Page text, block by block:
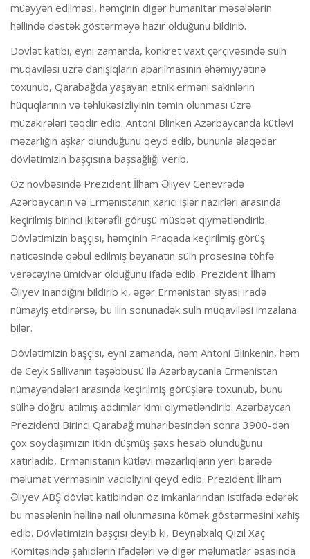
müəyyən edilməsi, həmçinin digər humanitar məsələlərin
həllində dəstək göstərməyə hazır olduğunu bildirib.
Dövlət katibi, eyni zamanda, konkret vaxt çərçivəsində sülh
müqaviləsi üzrə danışıqların aparılmasının əhəmiyyətinə
toxunub, Qarabağda yaşayan etnik erməni sakinlərin
hüquqlarının və təhlükəsizliyinin təmin olunması üzrə
müzakirələri təqdir edib. Antoni Blinken Azərbaycanda kütləvi
məzarlığın aşkar olunduğunu qeyd edib, bununla əlaqədar
dövlətimizin başçısına başsağlığı verib.
Öz növbəsində Prezident İlham Əliyev Cenevrədə
Azərbaycanın və Ermənistanın xarici işlər nazirləri arasında
keçirilmiş birinci ikitərəfli görüşü müsbət qiymətləndirib.
Dövlətimizin başçısı, həmçinin Praqada keçirilmiş görüş
nəticəsində qəbul edilmiş bəyanatın sülh prosesinə töhfə
verəcəyinə ümidvar olduğunu ifadə edib. Prezident İlham
Əliyev inandığını bildirib ki, əgər Ermənistan siyasi iradə
nümayiş etdirərsə, bu ilin sonunadək sülh müqaviləsi imzalana
bilər.
Dövlətimizin başçısı, eyni zamanda, həm Antoni Blinkenin, həm
də Ceyk Sallivanın təşəbbüsü ilə Azərbaycanla Ermənistan
nümayəndələri arasında keçirilmiş görüşlərə toxunub, bunu
sülhə doğru atılmış addımlar kimi qiymətləndirib. Azərbaycan
Prezidenti Birinci Qarabağ müharibəsindən sonra 3900-dən
çox soydaşımızın itkin düşmüş şəxs hesab olunduğunu
xatırladıb, Ermənistanın kütləvi məzarlıqların yeri barədə
məlumat verməsinin vacibliyini qeyd edib. Prezident İlham
Əliyev ABŞ dövlət katibindən öz imkanlarından istifadə edərək
bu məsələnin həllinə nail olunmasına kömək göstərməsini xahiş
edib. Dövlətimizin başçısı deyib ki, Beynəlxalq Qızıl Xaç
Komitəsində şahidlərin ifadələri və digər məlumatlar əsasında